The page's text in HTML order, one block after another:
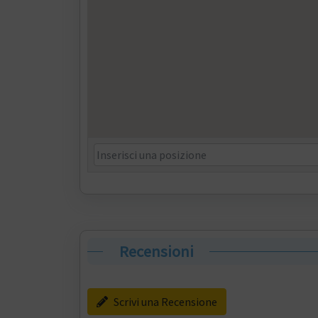
Recensioni
Scrivi una Recensione